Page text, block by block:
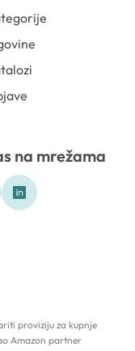
na mrežama
proviziju za kupnje
Amazon partner